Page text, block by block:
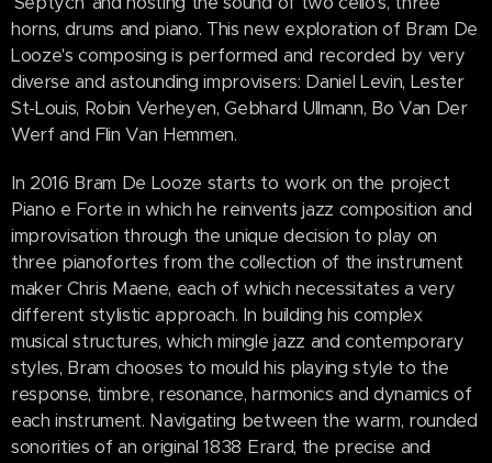
horns, drums and piano. This new explora­tion of Bram De
Looze's composing is performed and recorded by very
diverse and astounding improvisers: Daniel Levin, Lester
St-Louis, Robin Verheyen, Gebhard Ullmann, Bo Van Der
Werf and Flin Van Hemmen.
In 2016 Bram De Looze starts to work on the project
Piano e Forte in which he reinvents jazz composition and
improvisation through the unique decision to play on
three pianofortes from the collection of the instrument
maker Chris Maene, each of which necessitates a very
different stylistic approach. In building his complex
musical structures, which mingle jazz and contemporary
styles, Bram chooses to mould his playing style to the
response, timbre, resonance, harmonics and dynamics of
each instrument. Navigating between the warm, rounded
sonorities of an original 1838 Erard, the precise and